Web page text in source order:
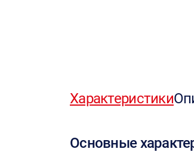
Характеристики
Основные